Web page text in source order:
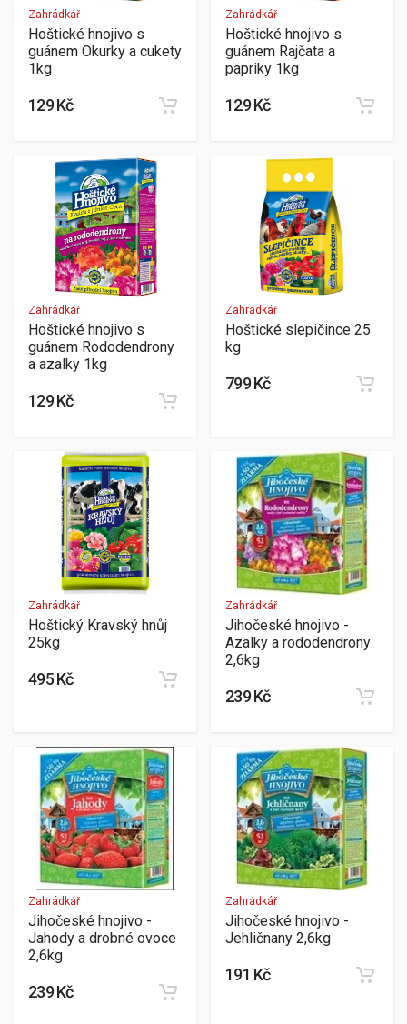
Zahrádkář
Hoštické hnojivo s
guánem Okurky a cukety
1kg
129 Kč
Zahrádkář
Hoštické hnojivo s
guánem Rajčata a
papriky 1kg
129 Kč
Zahrádkář
Hoštické hnojivo s
guánem Rododendrony
a azalky 1kg
129 Kč
Zahrádkář
Hoštické slepičince 25
kg
799 Kč
Zahrádkář
Hoštický Kravský hnůj
25kg
495 Kč
Zahrádkář
Jihočeské hnojivo -
Azalky a rododendrony
2,6kg
239 Kč
Zahrádkář
Jihočeské hnojivo -
Jahody a drobné ovoce
2,6kg
239 Kč
Zahrádkář
Jihočeské hnojivo -
Jehličnany 2,6kg
191 Kč